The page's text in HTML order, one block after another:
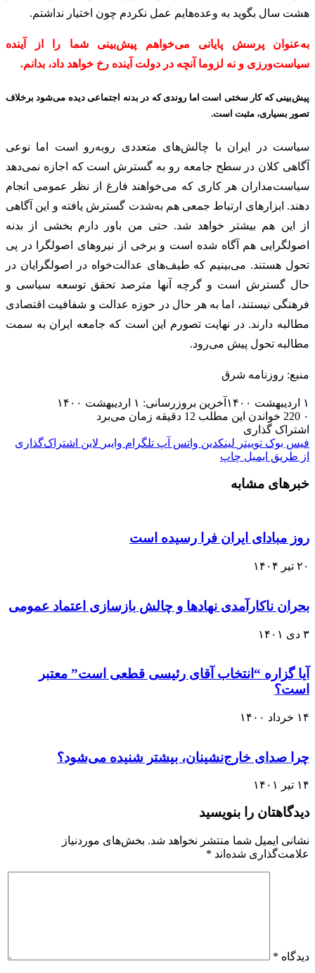
هشت ‌سال بگوید به وعده‌هایم عمل نکردم چون اختیار نداشتم.
به‌عنوان پرسش پایانی می‌خواهم پیش‌بینی شما را از آینده
سیاست‌ورزی و نه لزوما آنچه در دولت آینده رخ خواهد داد، بدانم.
پیش‌بینی که کار سختی است اما روندی که در بدنه اجتماعی دیده می‌شود برخلاف
تصور بسیاری، مثبت است.
سیاست در ایران با چالش‌های متعددی روبه‌رو است اما نوعی
آگاهی کلان در سطح جامعه رو به گسترش است که اجازه نمی‌دهد
سیاست‌مداران هر کاری که می‌خواهند فارغ از نظر عمومی انجام
دهند. ابزارهای ارتباط جمعی هم به‌شدت گسترش یافته و این آگاهی
از این هم بیشتر خواهد شد. حتی من باور دارم بخشی از بدنه
اصولگرایی هم آگاه شده است و برخی از نیروهای اصولگرا در پی
تحول هستند. می‌بینیم که طیف‌های عدالت‌خواه در اصولگرایان در
حال گسترش است و گرچه آنها مترصد تحقق توسعه سیاسی و
فرهنگی نیستند، اما به هر حال در حوزه عدالت و شفافیت اقتصادی
مطالبه دارند. در نهایت تصورم این است که جامعه ایران به سمت
مطالبه تحول پیش می‌رود.
منبع: روزنامه شرق
۱ اردیبهشت ۱۴۰۰
آخرین بروزرسانی: ۱ اردیبهشت ۱۴۰۰
۰
خواندن این مطلب 12 دقیقه زمان می‌برد
اشتراک گذاری
فیس بوک توییتر لینکدین واتس آپ تلگرام وایبر لاین اشتراک‌گذاری
از طریق ایمیل چاپ
خبرهای مشابه
روز مبادای ایران فرا رسیده است
۲۰ تیر ۱۴۰۴
بحران ناکارآمدی نهادها و چالش بازسازی اعتماد عمومی
۳ دی ۱۴۰۱
آیا گزاره “انتخاب آقای رئیسی قطعی است” معتبر
است؟
۱۴ خرداد ۱۴۰۰
چرا صدای خارج‌نشینان، بیشتر شنیده می‌شود؟
۱۴ تیر ۱۴۰۱
دیدگاهتان را بنویسید
نشانی ایمیل شما منتشر نخواهد شد. بخش‌های موردنیاز
علامت‌گذاری شده‌اند *
دیدگاه *